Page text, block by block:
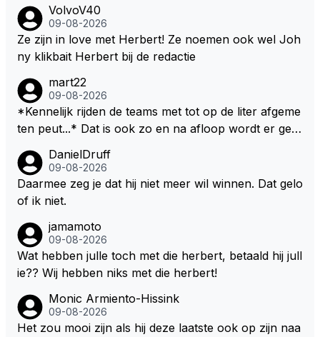
VolvoV40
09-08-2026
Ze zijn in love met Herbert! Ze noemen ook wel Joh
ny klikbait Herbert bij de redactie
mart22
09-08-2026
*Kennelijk rijden de teams met tot op de liter afgeme
ten peut...* Dat is ook zo en na afloop wordt er gec
zitten. Om die reden is Vettel ooit gediskwalificeerd. J
e hoort soms ook wel eens dat ze brandstoof moete
n sparen als de race engineer denkt dat ze die ene li
door die 1 liter te verhogen naar bijv. 5 liter en dan di
e ronden achter SC niet mee te tellen. Na x ronden
SC moet er na afloop niet nog 5 maar x liter inzitten.
DanielDruff
09-08-2026
Daarmee zeg je dat hij niet meer wil winnen. Dat gelo
of ik niet.
jamamoto
09-08-2026
Wat hebben julle toch met die herbert, betaald hij jull
ie?? Wij hebben niks met die herbert!
Monic Armiento-Hissink
09-08-2026
Het zou mooi zijn als hij deze laatste ook op zijn naa